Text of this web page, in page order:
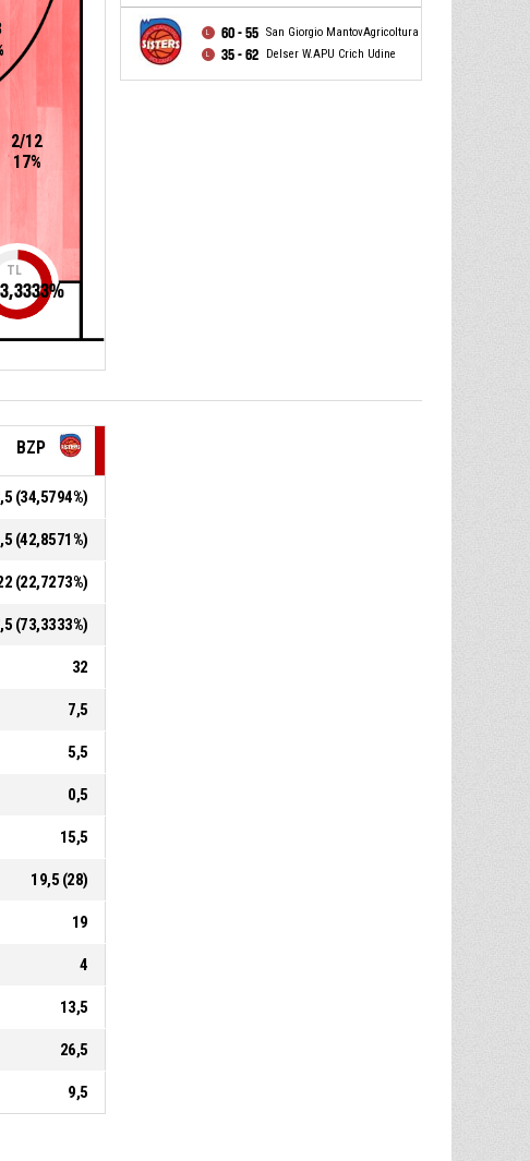
2/12
17%
TL
%
60 - 55 San Giorgio MantovAgricoltura
35 - 62 Delser W.APU Crich Udine
BZP
(34,5794%)
(42,8571%)
(22,7273%)
(73,3333%)
32
7,5
5,5
0,5
15,5
19,5 (28)
19
4
13,5
26,5
9,5